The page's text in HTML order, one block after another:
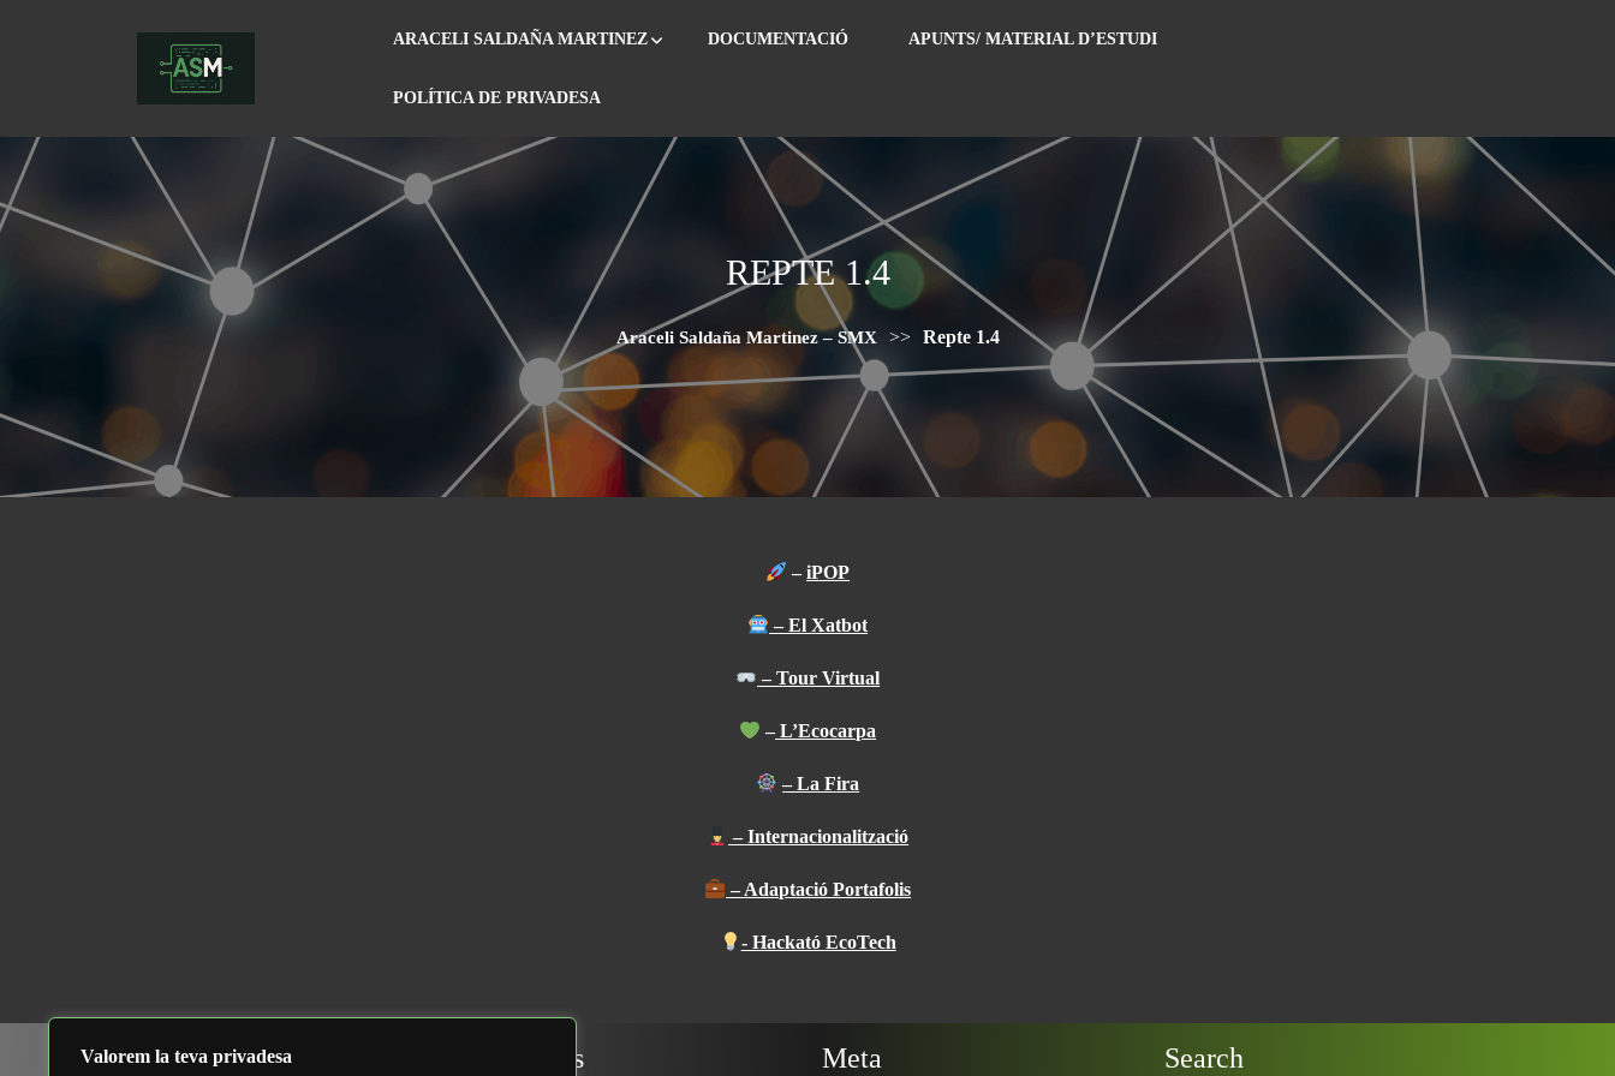
Valorem la teva privadesa
ARACELI SALDAÑA MARTINEZ DOCUMENTACIÓ APUNTS/ MATERIAL D’ESTUDI
POLÍTICA DE PRIVADESA
REPTE 1.4
Araceli Saldaña Martinez – SMX >> Repte 1.4
​–iPOP
​ – El Xatbot
– Tour Virtual
​ – L’Ecocarpa
​– La Fira
​ – Internacionalització
​ – Adaptació Portafolis
- Hackató EcoTech
Araceli Saldaña Martinez Archives Meta Search